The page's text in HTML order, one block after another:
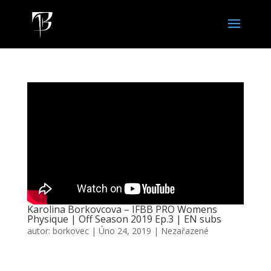
Karolina Borkovcova – IFBB PRO Womens
Physique | Off Season 2019 Ep.3 | EN subs
autor: borkovec| Úno 24, 2019 | Nezařazené